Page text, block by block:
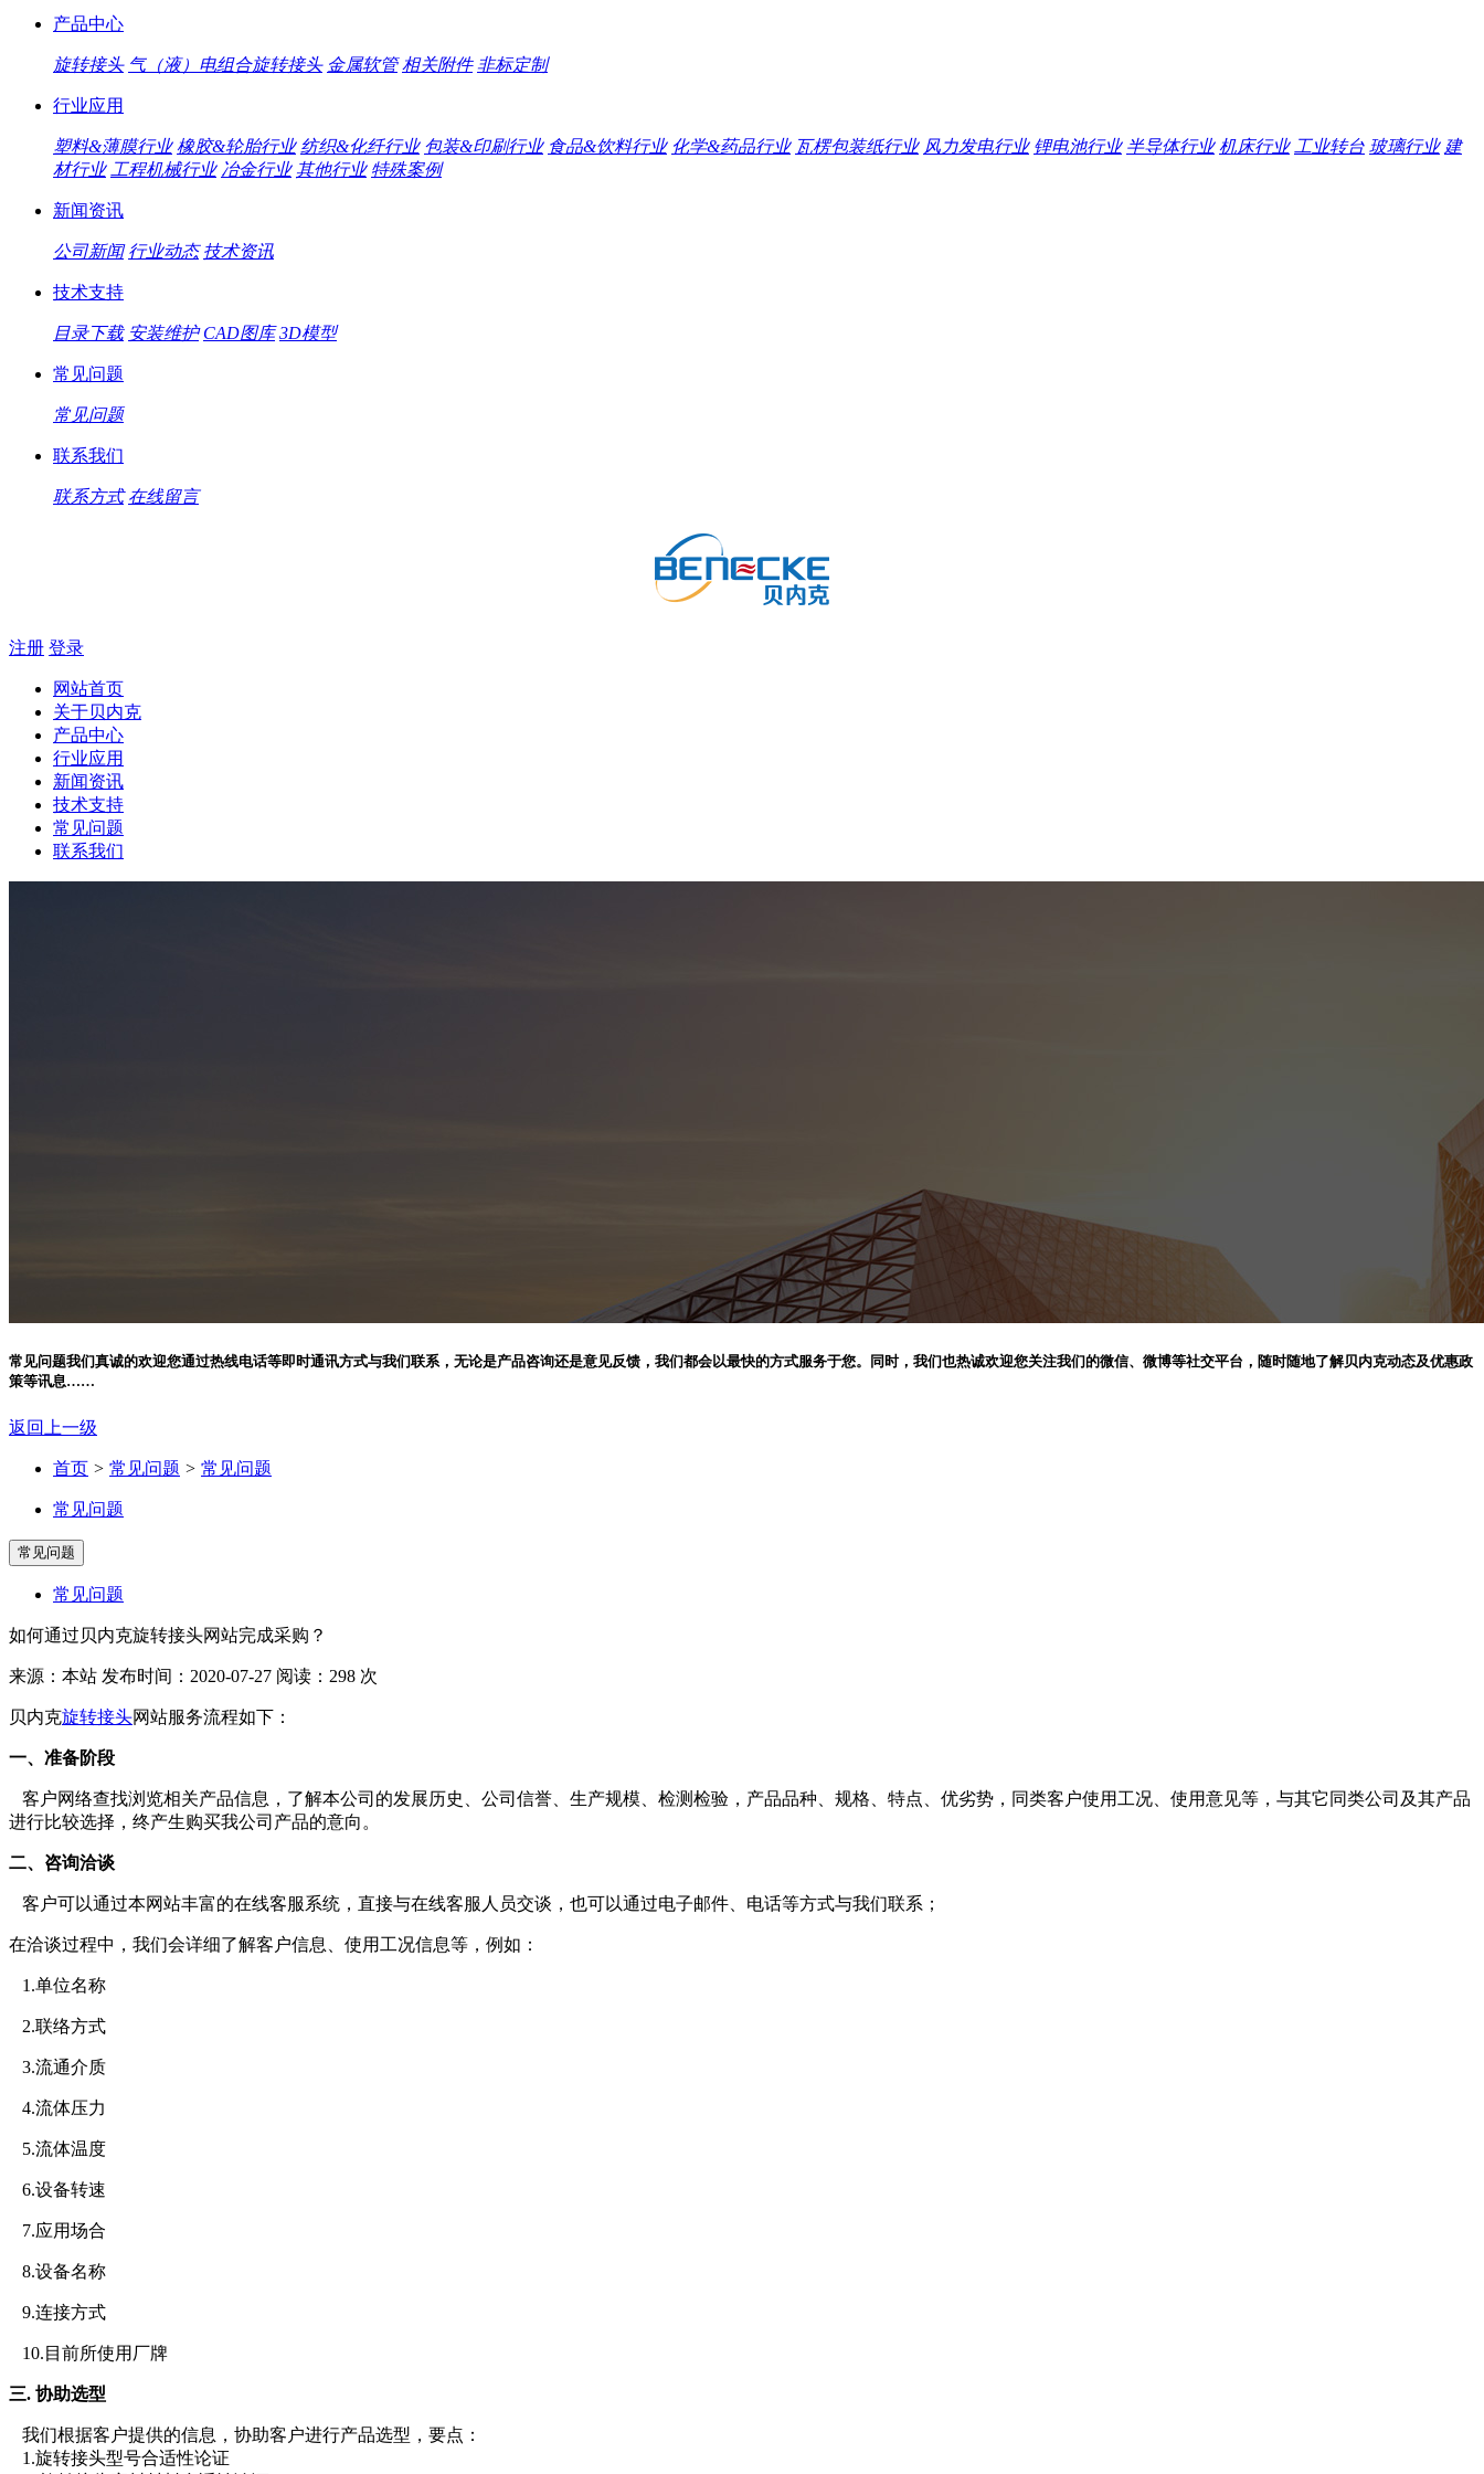
产品中心
旋转接头 气（液）电组合旋转接头 金属软管 相关附件 非标定制
行业应用
塑料&薄膜行业 橡胶&轮胎行业 纺织&化纤行业 包装&印刷行业 食品&饮料行业 化学&药品行业 瓦楞包装纸行业 风力发电行业 锂电池行业 半导体行业 机床行业 工业转台 玻璃行业 建
材行业 工程机械行业 冶金行业 其他行业 特殊案例
新闻资讯
公司新闻 行业动态 技术资讯
技术支持
目录下载 安装维护 CAD图库 3D模型
常见问题
常见问题
联系我们
联系方式 在线留言
注册 登录
网站首页
关于贝内克
产品中心
行业应用
新闻资讯
技术支持
常见问题
联系我们
常见问题我们真诚的欢迎您通过热线电话等即时通讯方式与我们联系，无论是产品咨询还是意见反馈，我们都会以最快的方式服务于您。同时，我们也热诚欢迎您关注我们的微信、微博等社交平台，随时随地了解贝内克动态及优惠政
策等讯息……
返回上一级
首页 > 常见问题 > 常见问题
常见问题
常见问题
常见问题
如何通过贝内克旋转接头网站完成采购？
来源：本站 发布时间：2020-07-27 阅读：298 次
贝内克旋转接头网站服务流程如下：
一、准备阶段
客户网络查找浏览相关产品信息，了解本公司的发展历史、公司信誉、生产规模、检测检验，产品品种、规格、特点、优劣势，同类客户使用工况、使用意见等，与其它同类公司及其产品
进行比较选择，终产生购买我公司产品的意向。
二、咨询洽谈
客户可以通过本网站丰富的在线客服系统，直接与在线客服人员交谈，也可以通过电子邮件、电话等方式与我们联系；
在洽谈过程中，我们会详细了解客户信息、使用工况信息等，例如：
1.单位名称
2.联络方式
3.流通介质
4.流体压力
5.流体温度
6.设备转速
7.应用场合
8.设备名称
9.连接方式
10.目前所使用厂牌
三. 协助选型
我们根据客户提供的信息，协助客户进行产品选型，要点：
1.旋转接头型号合适性论证